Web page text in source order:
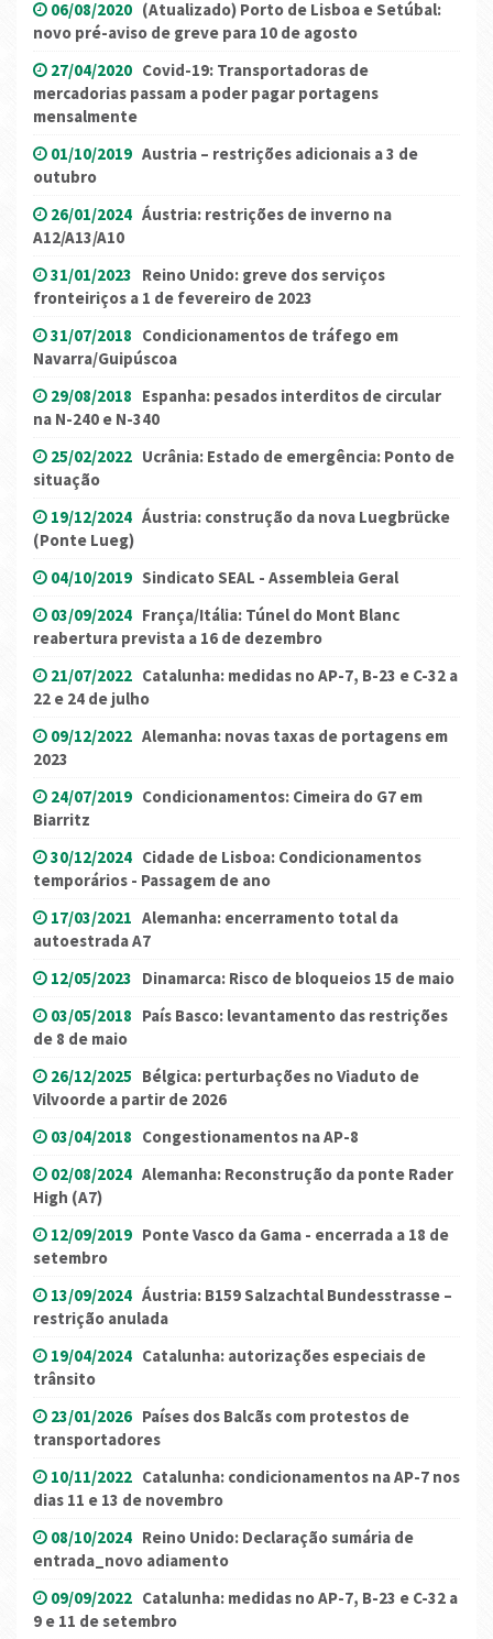
06/08/2020 (Atualizado) Porto de Lisboa e Setúbal:
novo pré-aviso de greve para 10 de agosto
27/04/2020 Covid-19: Transportadoras de
mercadorias passam a poder pagar portagens
mensalmente
01/10/2019 Austria – restrições adicionais a 3 de
outubro
26/01/2024 Áustria: restrições de inverno na
A12/A13/A10
31/01/2023 Reino Unido: greve dos serviços
fronteiriços a 1 de fevereiro de 2023
31/07/2018 Condicionamentos de tráfego em
Navarra/Guipúscoa
29/08/2018 Espanha: pesados interditos de circular
na N-240 e N-340
25/02/2022 Ucrânia: Estado de emergência: Ponto de
situação
19/12/2024 Áustria: construção da nova Luegbrücke
(Ponte Lueg)
04/10/2019 Sindicato SEAL - Assembleia Geral
03/09/2024 França/Itália: Túnel do Mont Blanc
reabertura prevista a 16 de dezembro
21/07/2022 Catalunha: medidas no AP-7, B-23 e C-32 a
22 e 24 de julho
09/12/2022 Alemanha: novas taxas de portagens em
2023
24/07/2019 Condicionamentos: Cimeira do G7 em
Biarritz
30/12/2024 Cidade de Lisboa: Condicionamentos
temporários - Passagem de ano
17/03/2021 Alemanha: encerramento total da
autoestrada A7
12/05/2023 Dinamarca: Risco de bloqueios 15 de maio
03/05/2018 País Basco: levantamento das restrições
de 8 de maio
26/12/2025 Bélgica: perturbações no Viaduto de
Vilvoorde a partir de 2026
03/04/2018 Congestionamentos na AP-8
02/08/2024 Alemanha: Reconstrução da ponte Rader
High (A7)
12/09/2019 Ponte Vasco da Gama - encerrada a 18 de
setembro
13/09/2024 Áustria: B159 Salzachtal Bundesstrasse –
restrição anulada
19/04/2024 Catalunha: autorizações especiais de
trânsito
23/01/2026 Países dos Balcãs com protestos de
transportadores
10/11/2022 Catalunha: condicionamentos na AP-7 nos
dias 11 e 13 de novembro
08/10/2024 Reino Unido: Declaração sumária de
entrada_novo adiamento
09/09/2022 Catalunha: medidas no AP-7, B-23 e C-32 a
9 e 11 de setembro